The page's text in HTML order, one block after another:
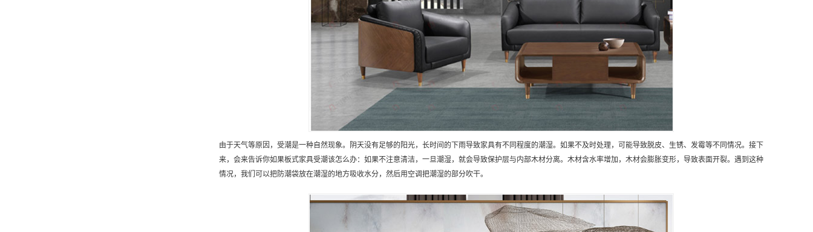
由于天气等原因，受潮是一种自然现象。阴天没有足够的阳光，长时间的下雨导致家具有不同程度的潮湿。如果不及时处理，可能导致脱皮、生锈、发霉等不同情况。接下
来，会来告诉你如果板式家具受潮该怎么办：如果不注意清洁，一旦潮湿，就会导致保护层与内部木材分离。木材含水率增加，木材会膨胀变形，导致表面开裂。遇到这种
情况，我们可以把防潮袋放在潮湿的地方吸收水分，然后用空调把潮湿的部分吹干。